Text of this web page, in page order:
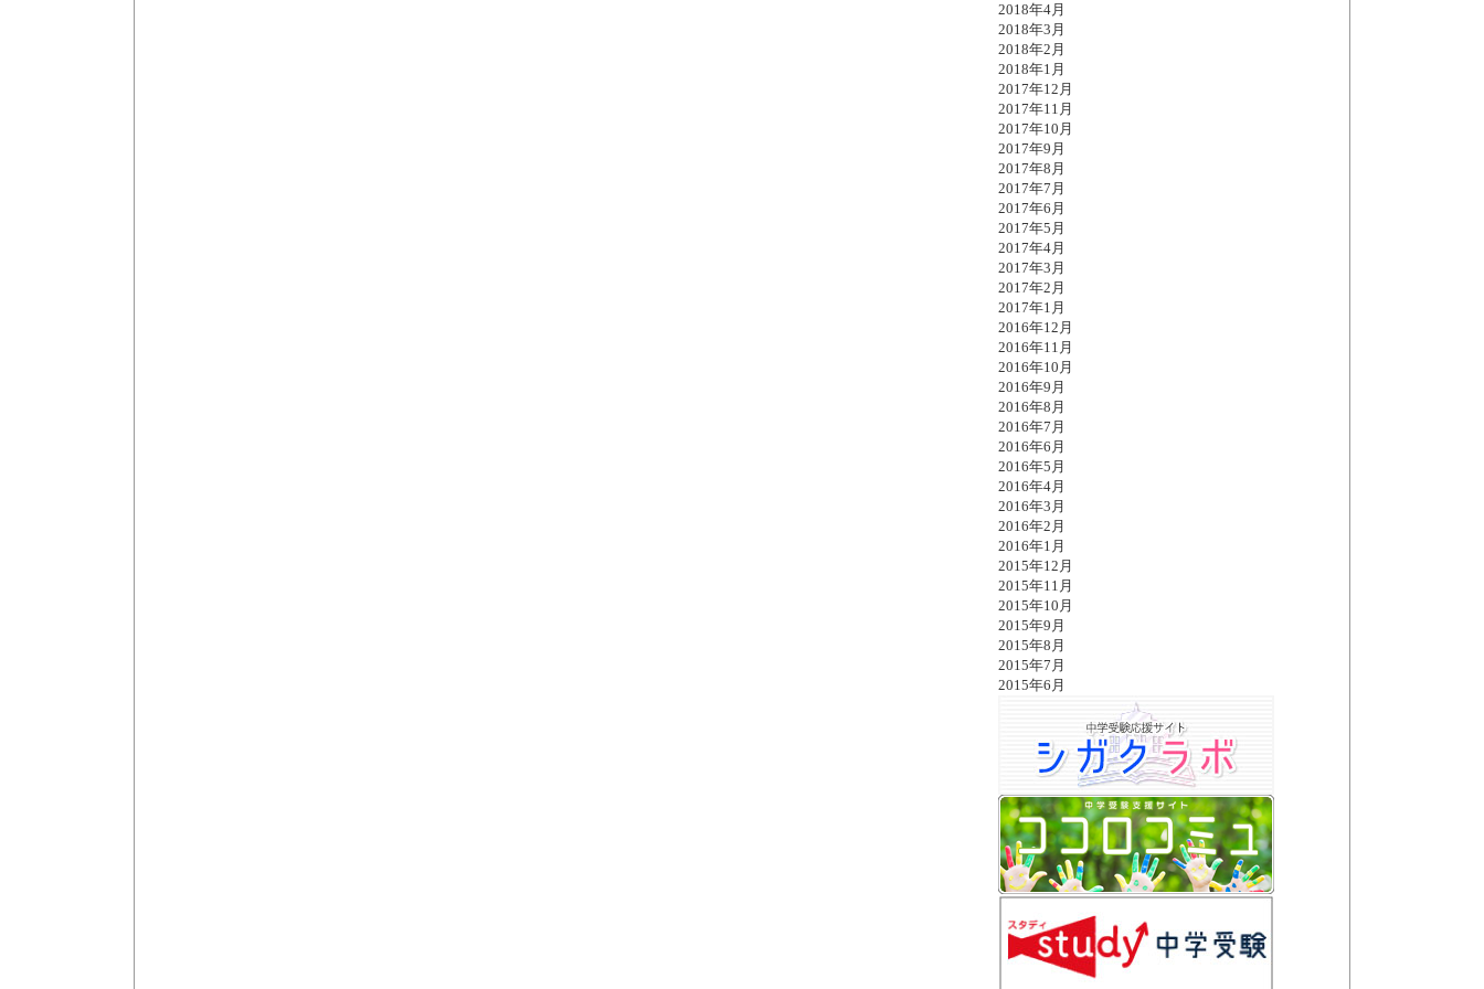
2018年4月
2018年3月
2018年2月
2018年1月
2017年12月
2017年11月
2017年10月
2017年9月
2017年8月
2017年7月
2017年6月
2017年5月
2017年4月
2017年3月
2017年2月
2017年1月
2016年12月
2016年11月
2016年10月
2016年9月
2016年8月
2016年7月
2016年6月
2016年5月
2016年4月
2016年3月
2016年2月
2016年1月
2015年12月
2015年11月
2015年10月
2015年9月
2015年8月
2015年7月
2015年6月